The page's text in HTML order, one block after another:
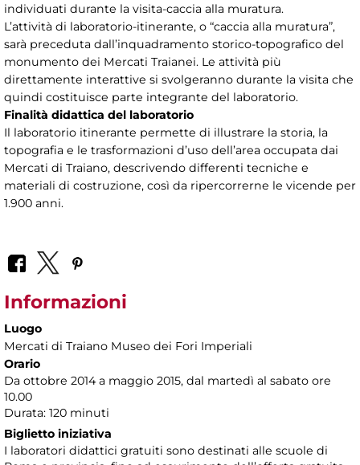
individuati durante la visita-caccia alla muratura.
L’attività di laboratorio-itinerante, o “caccia alla muratura”,
sarà preceduta dall’inquadramento storico-topografico del
monumento dei Mercati Traianei. Le attività più
direttamente interattive si svolgeranno durante la visita che
quindi costituisce parte integrante del laboratorio.
Finalità didattica del laboratorio
Il laboratorio itinerante permette di illustrare la storia, la
topografia e le trasformazioni d’uso dell’area occupata dai
Mercati di Traiano, descrivendo differenti tecniche e
materiali di costruzione, così da ripercorrerne le vicende per
1.900 anni.
Informazioni
Luogo
Mercati di Traiano Museo dei Fori Imperiali
Orario
Da ottobre 2014 a maggio 2015, dal martedì al sabato ore
10.00
Durata: 120 minuti
Biglietto iniziativa
I laboratori didattici gratuiti sono destinati alle scuole di